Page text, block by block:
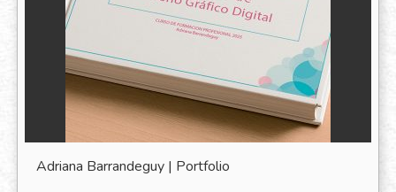
Adriana Barrandeguy | Portfolio